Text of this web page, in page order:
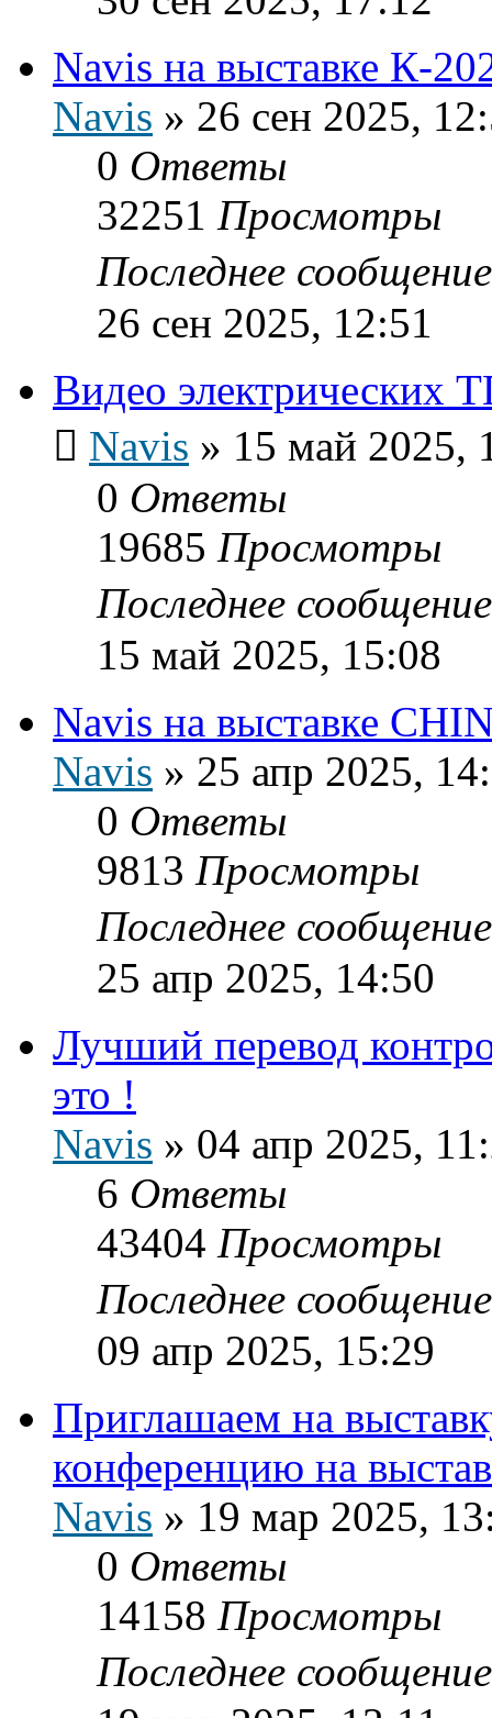
Navis на выставке К-
Navis » 26 сен 2025,
0 Ответы
32251 Просмотры
Последнее
26 сен 2025, 12:51
Видео электрических
Navis » 15 май 2025,
0 Ответы
19685 Просмотры
Последнее
15 май 2025, 15:08
Navis на выставке
Navis » 25 апр 2025,
0 Ответы
9813 Просмотры
Последнее
25 апр 2025, 14:50
Лучший перевод
это !
Navis » 04 апр 2025,
6 Ответы
43404 Просмотры
Последнее
09 апр 2025, 15:29
Приглашаем на
конференцию на
Navis » 19 мар 2025,
0 Ответы
14158 Просмотры
Последнее